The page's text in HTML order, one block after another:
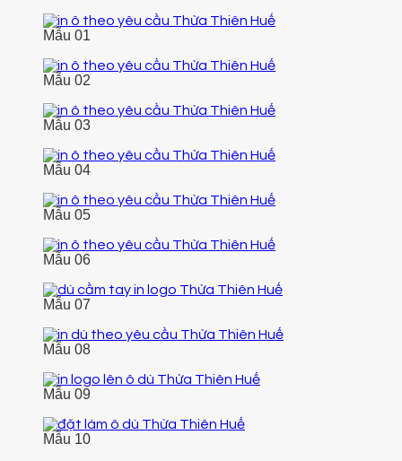
Mẫu 01
Mẫu 02
Mẫu 03
Mẫu 04
Mẫu 05
Mẫu 06
Mẫu 07
Mẫu 08
Mẫu 09
Mẫu 10